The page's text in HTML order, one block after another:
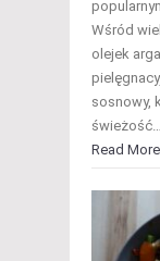
Wśród
olejek
sosnowy,
świeżość…
Read More